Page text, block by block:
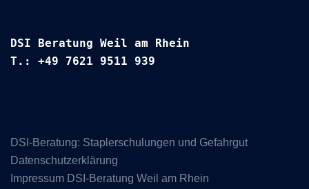
DSI Beratung Weil am Rhein
T.: +49 7621 9511 939
DSI-Beratung: Staplerschulungen und Gefahrgut
Datenschutzerklärung
Impressum DSI-Beratung Weil am Rhein